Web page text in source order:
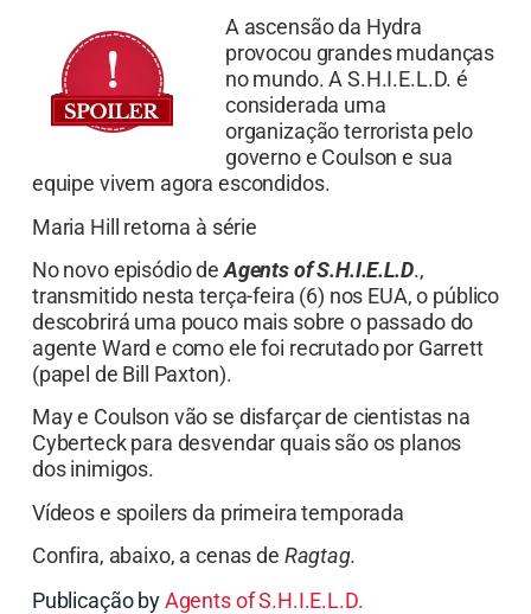
A ascensão da Hydra
provocou grandes mudanças
no mundo. A S.H.I.E.L.D. é
considerada uma
organização terrorista pelo
governo e Coulson e sua
equipe vivem agora escondidos.
Maria Hill retorna à série
No novo episódio deAgents of S.H.I.E.L.D.,
transmitido nesta terça-feira (6) nos EUA, o público
descobrirá uma pouco mais sobre o passado do
agente Ward e como ele foi recrutado por Garrett
(papel de Bill Paxton).
May e Coulson vão se disfarçar de cientistas na
Cyberteck para desvendar quais são os planos
dos inimigos.
Vídeos e spoilers da primeira temporada
Confira, abaixo, a cenas de Ragtag.
Publicação byAgents of S.H.I.E.L.D.